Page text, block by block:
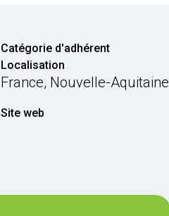
Catégorie d'adhérent
Localisation
France, Nouvelle-Aquitaine
Site web